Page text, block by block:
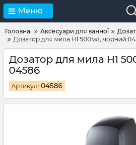
Меню
Головна Аксесуари для ванної
Дозатор для мила H1 500мл, чорний
Дозатор для мила H1
04586
Артикул: 04586